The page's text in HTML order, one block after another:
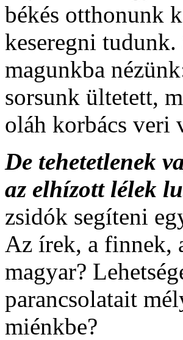
békés otthonunk
keseregni tudunk.
magunkba
sorsunk ültetett,
oláh korbács veri
De tehetetlenek
az elhízott lélek
zsidók segíteni
Az írek, a finnek,
magyar?
parancsolatait
miénkbe?